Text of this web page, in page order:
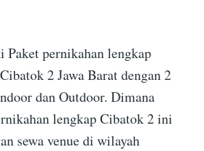
pernikahan lengkap
2 Jawa Barat dengan 2
dan Outdoor. Dimana
lengkap Cibatok 2 ini
sewa venue di wilayah